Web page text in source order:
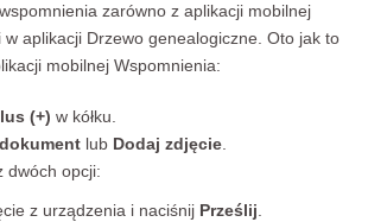
zarówno z aplikacji mobilnej
aplikacji Drzewo genealogiczne. Oto jak to
mobilnej Wspomnienia:
(+) w kółku.
lub Dodaj zdjęcie.
dwóch opcji:
z urządzenia i naciśnij Prześlij.